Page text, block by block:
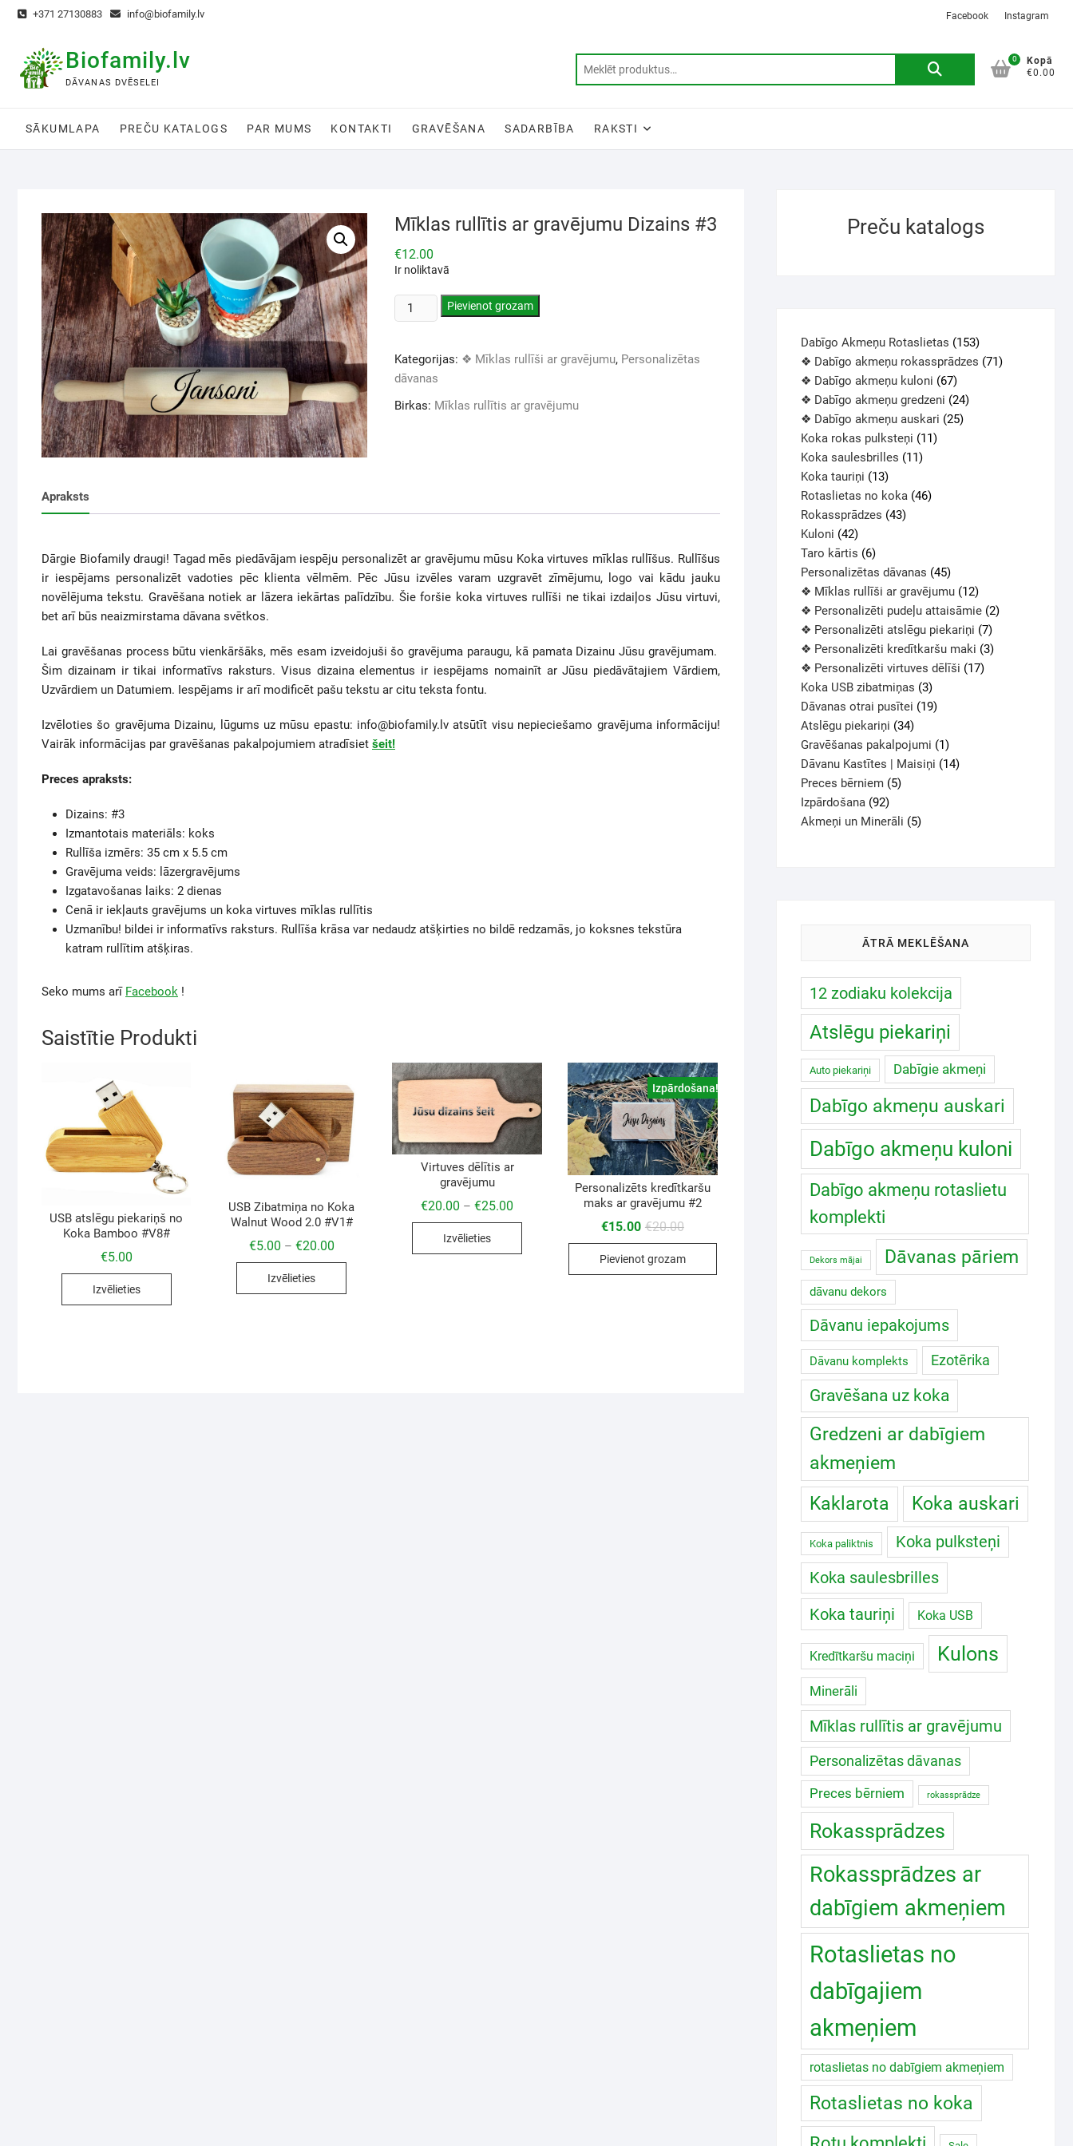
+371 27130883 info@biofamily.lv Facebook Instagram
Biofamily.lv
DĀVANAS DVĒSELEI
0
Kopā
€0.00
SĀKUMLAPA PREČU KATALOGS PAR MUMS KONTAKTI GRAVĒŠANA SADARBĪBA RAKSTI
Mīklas rullītis ar gravējumu Dizains #3
€12.00
Ir noliktavā
Pievienot grozam
Kategorijas: ❖ Mīklas rullīši ar gravējumu, Personalizētas
dāvanas
Birkas: Mīklas rullītis ar gravējumu
Apraksts
Dārgie Biofamily draugi! Tagad mēs piedāvājam iespēju personalizēt ar gravējumu mūsu Koka virtuves mīklas rullīšus. Rullīšus
ir iespējams personalizēt vadoties pēc klienta vēlmēm. Pēc Jūsu izvēles varam uzgravēt zīmējumu, logo vai kādu jauku
novēlējuma tekstu. Gravēšana notiek ar lāzera iekārtas palīdzību. Šie foršie koka virtuves rullīši ne tikai izdaiļos Jūsu virtuvi,
bet arī būs neaizmirstama dāvana svētkos.
Lai gravēšanas process būtu vienkāršāks, mēs esam izveidojuši šo gravējuma paraugu, kā pamata Dizainu Jūsu gravējumam.
Šim dizainam ir tikai informatīvs raksturs. Visus dizaina elementus ir iespējams nomainīt ar Jūsu piedāvātajiem Vārdiem,
Uzvārdiem un Datumiem. Iespējams ir arī modificēt pašu tekstu ar citu teksta fontu.
Izvēloties šo gravējuma Dizainu, lūgums uz mūsu epastu: info@biofamily.lv atsūtīt visu nepieciešamo gravējuma informāciju!
Vairāk informācijas par gravēšanas pakalpojumiem atradīsiet šeit!
Preces apraksts:
Dizains: #3
Izmantotais materiāls: koks
Rullīša izmērs: 35 cm x 5.5 cm
Gravējuma veids: lāzergravējums
Izgatavošanas laiks: 2 dienas
Cenā ir iekļauts gravējums un koka virtuves mīklas rullītis
Uzmanību! bildei ir informatīvs raksturs. Rullīša krāsa var nedaudz atšķirties no bildē redzamās, jo koksnes tekstūra
katram rullītim atšķiras.
Seko mums arī Facebook !
Saistītie Produkti
USB atslēgu piekariņš no
Koka Bamboo #V8#
€5.00
Izvēlieties
USB Zibatmiņa no Koka
Walnut Wood 2.0 #V1#
€5.00 – €20.00
Izvēlieties
Virtuves dēlītis ar
gravējumu
€20.00 –€25.00
Izvēlieties
Izpārdošana!
Personalizēts kredītkaršu
maks ar gravējumu #2
€20.00
€15.00
Pievienot grozam
Preču katalogs
Dabīgo Akmeņu Rotaslietas
153
❖ Dabīgo akmeņu rokassprādzes 71
❖ Dabīgo akmeņu kuloni
67
❖ Dabīgo akmeņu gredzeni 24
❖ Dabīgo akmeņu auskari 25
Koka rokas pulksteņi
11
Koka saulesbrilles
11
Koka tauriņi
13
Rotaslietas no koka 46
Rokassprādzes 43
Kuloni 42
Taro kārtis
6
Personalizētas dāvanas 45
❖ Mīklas rullīši ar gravējumu 12
❖ Personalizēti pudeļu attaisāmie 2
❖ Personalizēti atslēgu piekariņi 7
❖ Personalizēti kredītkaršu maki 3
❖ Personalizēti virtuves dēlīši
17
Koka USB zibatmiņas 3
Dāvanas otrai pusītei
19
Atslēgu piekariņi 34
Gravēšanas pakalpojumi
1
Dāvanu Kastītes | Maisiņi
14
Preces bērniem 5
Izpārdošana 92
Akmeņi un Minerāli
5
ĀTRĀ MEKLĒŠANA
12 zodiaku kolekcija
Atslēgu piekariņi
Auto piekariņi Dabīgie akmeņi
Dabīgo akmeņu auskari
Dabīgo akmeņu kuloni
Dabīgo akmeņu rotaslietu
komplekti
Dekors mājai Dāvanas pāriem
dāvanu dekors
Dāvanu iepakojums
Dāvanu komplekts Ezotērika
Gravēšana uz koka
Gredzeni ar dabīgiem
akmeņiem
Kaklarota
Koka auskari
Koka paliktnis
Koka pulksteņi
Koka saulesbrilles
Koka tauriņi
Koka USB
Kredītkaršu maciņi Kulons
Minerāli
Mīklas rullītis ar gravējumu
Personalizētas dāvanas
Preces bērniem rokassprādze
Rokassprādzes
Rokassprādzes ar
dabīgiem akmeņiem
Rotaslietas no
dabīgajiem
akmeņiem
rotaslietas no dabīgiem akmeņiem
Rotaslietas no koka